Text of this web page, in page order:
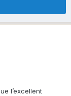
l’excellent